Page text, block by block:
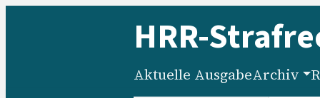
HRR-
Aktuelle AusgabeArchiv